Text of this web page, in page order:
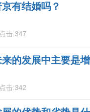
有结婚吗？
点击:347
的发展中主要是
点击:342